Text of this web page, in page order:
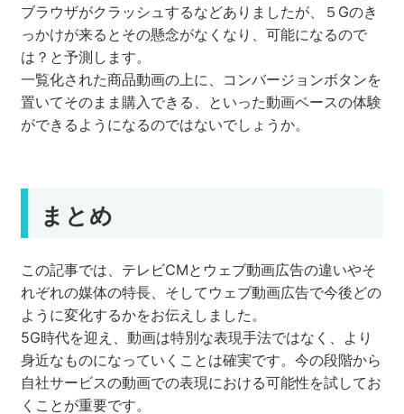
ブラウザがクラッシュするなどありましたが、５Gのき
っかけが来るとその懸念がなくなり、可能になるので
は？と予測します。
一覧化された商品動画の上に、コンバージョンボタンを
置いてそのまま購入できる、といった動画ベースの体験
ができるようになるのではないでしょうか。
まとめ
この記事では、テレビCMとウェブ動画広告の違いやそ
れぞれの媒体の特長、そしてウェブ動画広告で今後どの
ように変化するかをお伝えしました。
5G時代を迎え、動画は特別な表現手法ではなく、より
身近なものになっていくことは確実です。今の段階から
自社サービスの動画での表現における可能性を試してお
くことが重要です。